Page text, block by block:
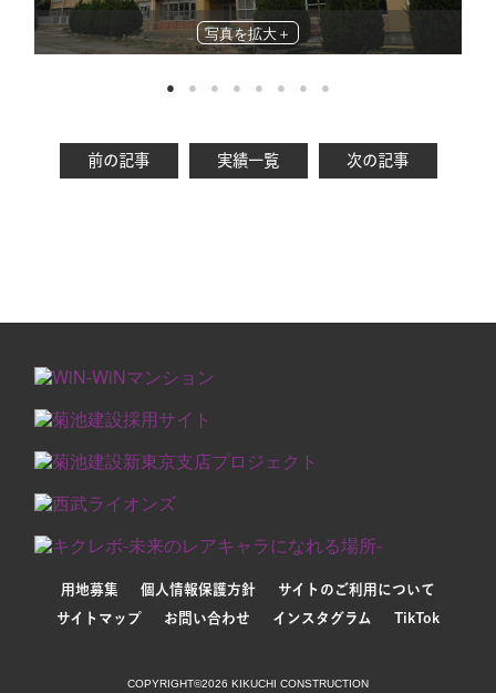
写真を拡大＋
前の記事 実績一覧 次の記事
用地募集 個人情報保護方針
サイトのご利用について
サイトマップ
お問い合わせ インスタグラム TikTok
COPYRIGHT©2026 KIKUCHI CONSTRUCTION